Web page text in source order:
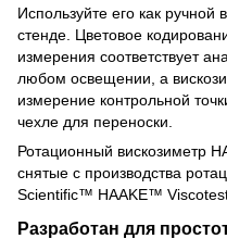
Используйте его как
стенде. Цветовое
измерения соответствует
любом освещении, а
измерение контрольной
чехле для переноски.
Ротационный вискозиметр
снятые с производства
Scientific™ HAAKE™
Разработан для